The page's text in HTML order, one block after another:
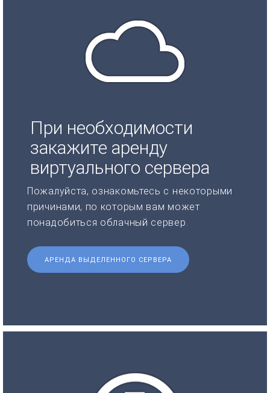
При необходимости
закажите аренду
виртуального сервера
Пожалуйста, ознакомьтесь с некоторыми
причинами, по которым вам может
понадобиться облачный сервер.
АРЕНДА ВЫДЕЛЕННОГО СЕРВЕРА